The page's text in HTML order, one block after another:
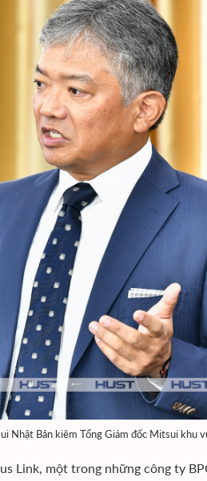
Nhật Bản kiêm Tổng Giám đốc Mitsui khu
Link, một trong những công ty